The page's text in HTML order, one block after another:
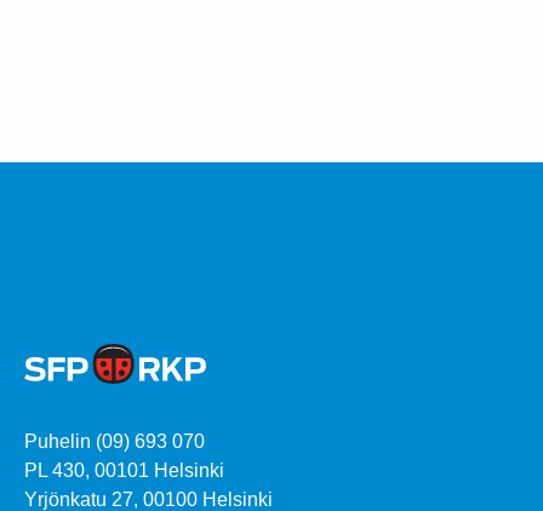
Puhelin (09) 693 070
PL 430, 00101 Helsinki
Yrjönkatu 27, 00100 Helsinki